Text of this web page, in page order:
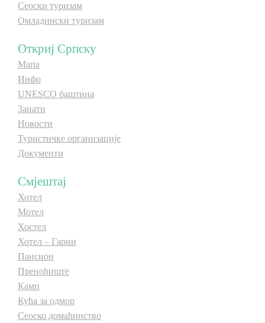
Фото
Видео
E-Brochure
Откриј Српску
Сеоски туризам
Омладински туризам
Откриј Српску
Мапа
Инфо
UNESCO баштина
Занати
Новости
Туристичке организације
Документи
Смјештај
Хотел
Мотел
Хостел
Хотел – Гарни
Пансион
Преноћиште
Камп
Кућа за одмор
Сеоско домаћинство
Фото
Видео
E-Brochure
Откриј Српску